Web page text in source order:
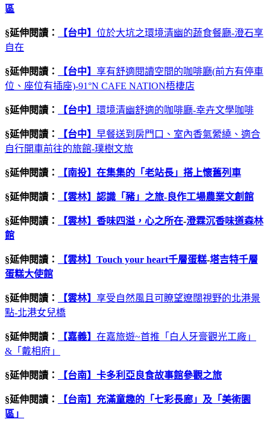
區
§延伸閱讀： 【台中】 位於大坑之環境清幽的蔬食餐廳-澄石享
自在
§延伸閱讀： 【台中】 享有舒適閱讀空間的咖啡廳(前方有停車
位、座位有插座)-91°N CAFE NATION梧棲店
§延伸閱讀： 【台中】 環境清幽舒適的咖啡廳-幸卉文學咖啡
§延伸閱讀： 【台中】 早餐送到房門口、室內香氣縈繞、適合
自行開車前往的旅館-璞樹文旅
§延伸閱讀： 【南投】在集集的「老站長」搭上懷舊列車
§延伸閱讀： 【雲林】 認識「豬」之旅- 良作工場農業文創館
§延伸閱讀： 【雲林】 香味四溢，心之所在-澄霖沉香味道森林
館
§延伸閱讀： 【雲林】 Touch your heart千層蛋糕-塔吉特千層
蛋糕大使館
§延伸閱讀： 【雲林】 享受自然風且可瞭望遼闊視野的北港景
點-北港女兒橋
§延伸閱讀： 【嘉義】 在嘉旅遊~首推「白人牙膏觀光工廠」
&「戴相府」
§延伸閱讀： 【台南】卡多利亞良食故事館參觀之旅
§延伸閱讀：
【台南】充滿童趣的「七彩長廊」及「美術園
區」